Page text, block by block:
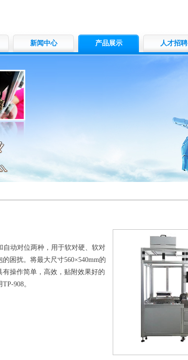
新闻中心 产品展示 人才招聘
自动对位两种，用于软对硬、软对
困扰。将最大尺寸560×540mm的
操作简单，高效，贴附效果好的
908。